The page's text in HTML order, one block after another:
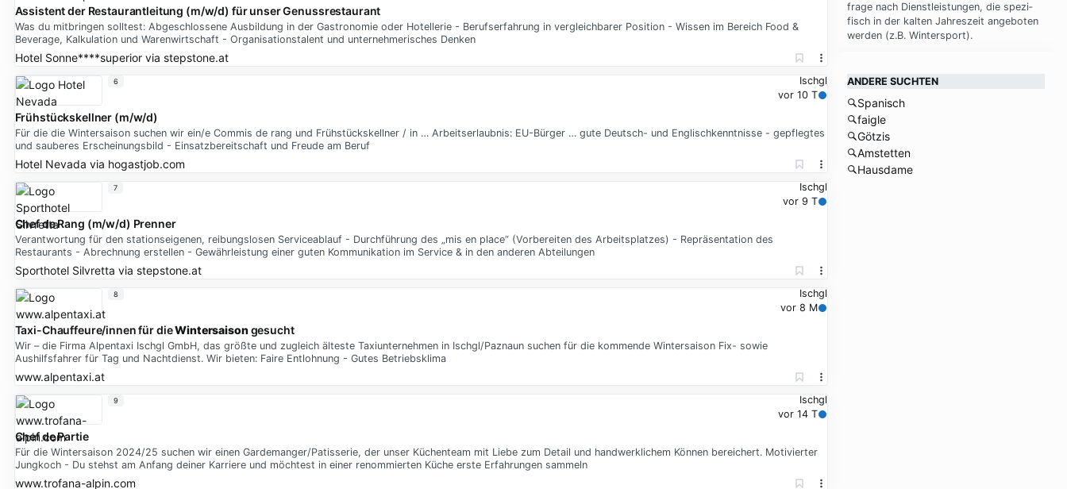
Assistent der Restaurantleitung (m/w/d) für unser Genussrestaurant
Was du mitbringen solltest: Abgeschlossene Ausbildung in der Gastronomie oder Hotellerie - Berufserfahrung in vergleichbarer Position - Wissen im Bereich Food &
Beverage, Kalkulation und Warenwirtschaft - Organisationstalent und unternehmerisches Denken
Hotel Sonne****superiorvia stepstone.at
Ischgl
vor 10 T
Frühstückskellner (m/w/d)
Für die die Wintersaison suchen wir ein/e Commis de rang und Frühstückskellner / in … Arbeitserlaubnis: EU-Bürger … gute Deutsch- und Englischkenntnisse - gepflegtes
und sauberes Erscheinungsbild - Einsatzbereitschaft und Freude am Beruf
Hotel Nevada via hogastjob.com
6
Ischgl
vor 9 T
Chef de Rang (m/w/d) Prenner
Verantwortung für den stationseigenen, reibungslosen Serviceablauf - Durchführung des „mis en place“ (Vorbereiten des Arbeitsplatzes) - Repräsentation des
Restaurants - Abrechnung erstellen - Gewährleistung einer guten Kommunikation im Service & in den anderen Abteilungen
Sporthotel Silvretta via stepstone.at
7
Ischgl
vor 8 M
Taxi-Chauffeure/innen für dieWintersaisongesucht
Wir – die Firma Alpentaxi Ischgl GmbH, das größte und zugleich älteste Taxiunternehmen in Ischgl/Paznaun suchen für die kommende Wintersaison Fix- sowie
Aushilfsfahrer für Tag und Nachtdienst. Wir bieten: Faire Entlohnung - Gutes Betriebsklima
www.alpentaxi.at
8
Ischgl
vor 14 T
Chef de Partie
Für die Wintersaison 2024/25 suchen wir einen Gardemanger/Patisserie, der unser Küchenteam mit Liebe zum Detail und handwerklichem Können bereichert. Motivierter
Jungkoch - Du stehst am Anfang deiner Karriere und möchtest in einer renommierten Küche erste Erfahrungen sammeln
www.trofana-alpin.com
9
fra­ge nach Dienst­lei­stun­gen, die spe­zi­
fisch in der kal­ten Jah­res­zeit an­ge­bo­ten
wer­den (z.B. Win­ter­sport).
ANDERE SUCHTEN
Spanisch
faigle
Götzis
Amstetten
Hausdame